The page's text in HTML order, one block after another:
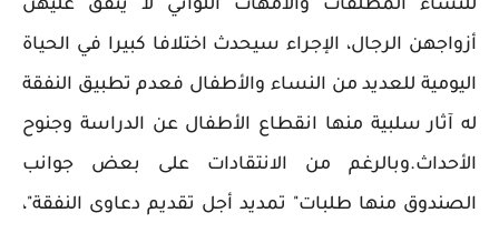
للنساء المطلقات والأمهات اللواتي لا ينفق عليهن
أزواجهن الرجال، الإجراء سيحدث اختلافا كبيرا في الحياة
اليومية للعديد من النساء والأطفال فعدم تطبيق النفقة
له آثار سلبية منها انقطاع الأطفال عن الدراسة وجنوح
الأحداث.وبالرغم من الانتقادات على بعض جوانب
الصندوق منها طلبات" تمديد أجل تقديم دعاوى النفقة"،